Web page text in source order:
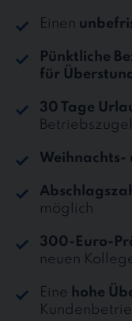
Einen
Pünktliche
für
30 Tage
Weihnachts-
möglich
300-Euro-
neuen
Eine hohe